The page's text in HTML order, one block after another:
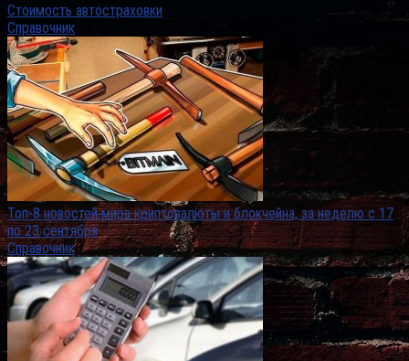
Стоимость автостраховки
Справочник
Топ-8 новостей мира криптовалюты и блокчейна, за неделю с 17
по 23 сентября
Справочник